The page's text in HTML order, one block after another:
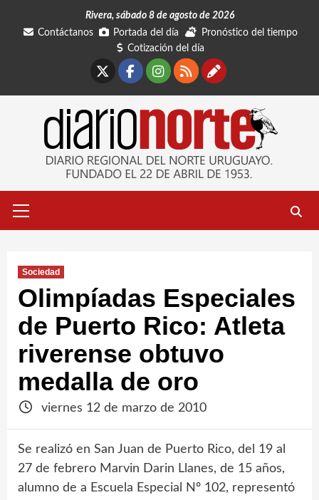
Rivera, sábado 8 de agosto de 2026
Contáctanos
Portada del día
Pronóstico del tiempo
Cotización del día
Facebook
Instagram
RSSContáctanos
primario
Sociedad
Olimpíadas Especiales
de Puerto Rico: Atleta
riverense obtuvo
medalla de oro
viernes 12 de marzo de 2010
Se realizó en San Juan de Puerto Rico, del 19 al
27 de febrero Marvin Darin Llanes, de 15 años,
alumno de a Escuela Especial Nº 102, representó